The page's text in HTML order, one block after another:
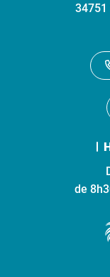
34751
de